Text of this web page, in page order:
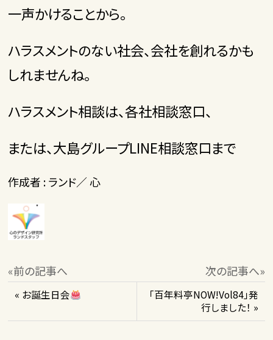
一声かけることから。
ハラスメントのない社会、会社を創れるかも
しれませんね。
ハラスメント相談は、各社相談窓口、
または、大島グループLINE相談窓口まで
作成者 : ランド／ 心
«前の記事へ 次の記事へ»
« お誕生日会
「百年料亭NOW!Vol84」発
行しました！ »